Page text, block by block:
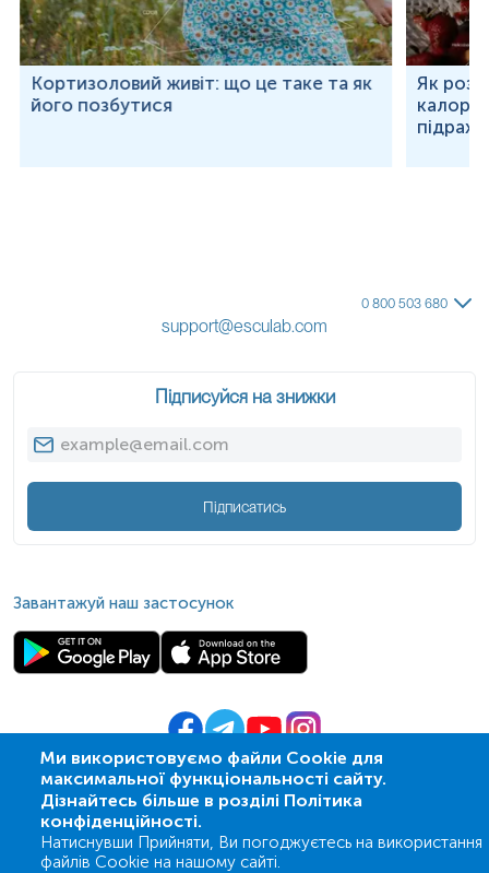
Кортизоловий живіт: що це таке та як
його позбутися
Як
Ми використовуємо файли Cookie для
максимальної функціональності сайту.
Дізнайтесь більше в розділі Політика
конфіденційності.
Натиснувши Прийняти, Ви погоджуєтесь на використання
файлів Cookie на нашому сайті.
0 800 503 680
support@esculab.com
Підписуйся на знижки
Підписатись
Завантажуй наш застосунок
© 2009- 2026 | ПСМЛ «Ескулаб»